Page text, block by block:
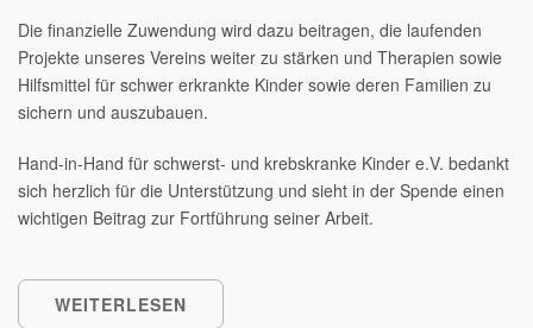
Die finanzielle Zuwendung wird dazu beitragen, die laufenden
Projekte unseres Vereins weiter zu stärken und Therapien sowie
Hilfsmittel für schwer erkrankte Kinder sowie deren Familien zu
sichern und auszubauen.
Hand-in-Hand für schwerst- und krebskranke Kinder e.V. bedankt
sich herzlich für die Unterstützung und sieht in der Spende einen
wichtigen Beitrag zur Fortführung seiner Arbeit.
WEITERLESEN